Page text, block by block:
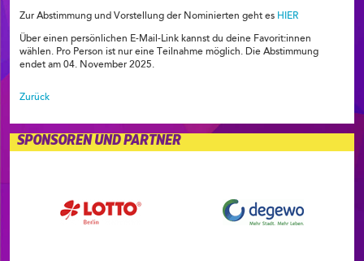
Zur Abstimmung und Vorstellung der Nominierten geht es HIER
Über einen persönlichen E-Mail-Link kannst du deine Favorit:innen
wählen. Pro Person ist nur eine Teilnahme möglich. Die Abstimmung
endet am 04. November 2025.
Zurück
SPONSOREN UND PARTNER